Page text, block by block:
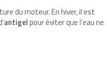
du moteur. En hiver, il est
antigelpour éviter que l’eau ne